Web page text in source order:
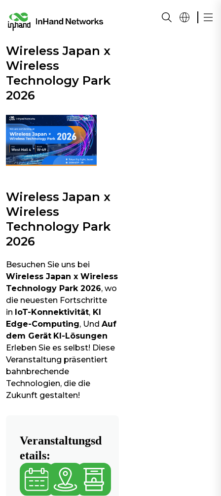
Wireless Japan x
Wireless
Technology Park
2026
Wireless Japan x
Wireless
Technology Park
2026
Besuchen Sie uns bei
Wireless Japan x Wireless
Technology Park 2026, wo
die neuesten Fortschritte
in IoT-Konnektivität, KI
Edge-Computing, Und Auf
dem Gerät KI-Lösungen
Erleben Sie es selbst! Diese
Veranstaltung präsentiert
bahnbrechende
Technologien, die die
Zukunft gestalten!
Veranstaltungsd
etails: